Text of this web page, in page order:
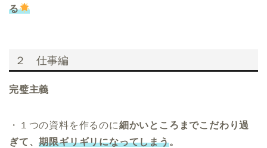
る
２ 仕事編
完璧主義
・１つの資料を作るのに細かいところまでこだわり過
ぎて、期限ギリギリになってしまう。